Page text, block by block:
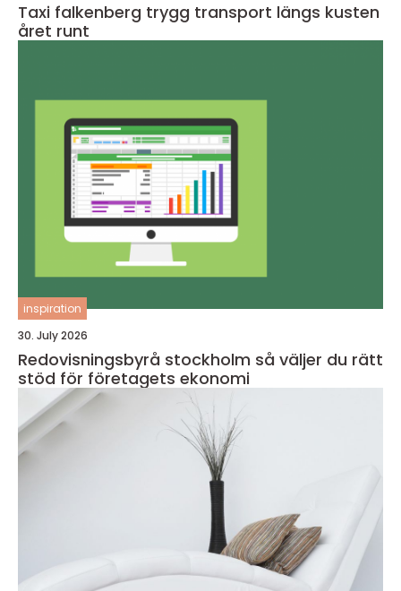
Taxi falkenberg trygg transport längs kusten
året runt
inspiration
30. July 2026
Redovisningsbyrå stockholm så väljer du rätt
stöd för företagets ekonomi